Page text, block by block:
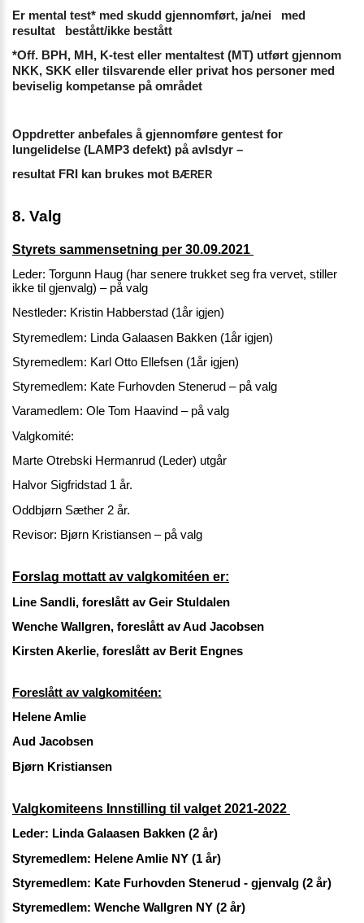
Er mental test* med skudd gjennomført, ja/nei   med
resultat   bestått/ikke bestått
*Off. BPH, MH, K-test eller mentaltest (MT) utført gjennom
NKK, SKK eller tilsvarende eller privat hos personer med
beviselig kompetanse på området
Oppdretter anbefales å gjennomføre gentest for
lungelidelse (LAMP3 defekt) på avlsdyr –
resultat FRI kan brukes mot BÆRER
8. Valg
Styrets sammensetning per 30.09.2021
Leder: Torgunn Haug (har senere trukket seg fra vervet, stiller
ikke til gjenvalg) – på valg
Nestleder: Kristin Habberstad (1år igjen)
Styremedlem: Linda Galaasen Bakken (1år igjen)
Styremedlem: Karl Otto Ellefsen (1år igjen)
Styremedlem: Kate Furhovden Stenerud – på valg
Varamedlem: Ole Tom Haavind – på valg
Valgkomité:
Marte Otrebski Hermanrud (Leder) utgår
Halvor Sigfridstad 1 år.
Oddbjørn Sæther 2 år.
Revisor: Bjørn Kristiansen – på valg
Forslag mottatt av valgkomitéen er:
Line Sandli, foreslått av Geir Stuldalen
Wenche Wallgren, foreslått av Aud Jacobsen
Kirsten Akerlie, foreslått av Berit Engnes
Foreslått av valgkomitéen:
Helene Amlie
Aud Jacobsen
Bjørn Kristiansen
Valgkomiteens Innstilling til valget 2021-2022
Leder: Linda Galaasen Bakken (2 år)
Styremedlem: Helene Amlie NY (1 år)
Styremedlem: Kate Furhovden Stenerud - gjenvalg (2 år)
Styremedlem: Wenche Wallgren NY (2 år)